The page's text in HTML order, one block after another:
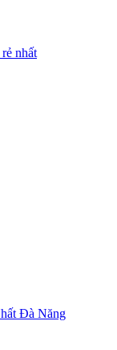
nhất
Đà Năng